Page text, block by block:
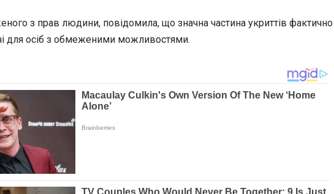
з прав людини, повідомила, що значна частина укриттів фактично
для осіб з обмеженими можливостями.